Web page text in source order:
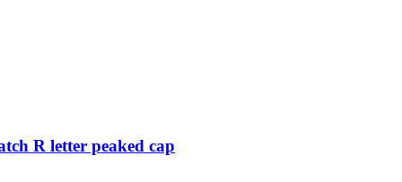
R letter peaked cap